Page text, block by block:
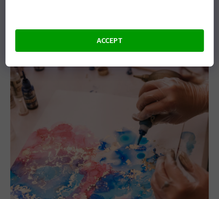
PODROBNĚJI O ARTWINE
ACCEPT